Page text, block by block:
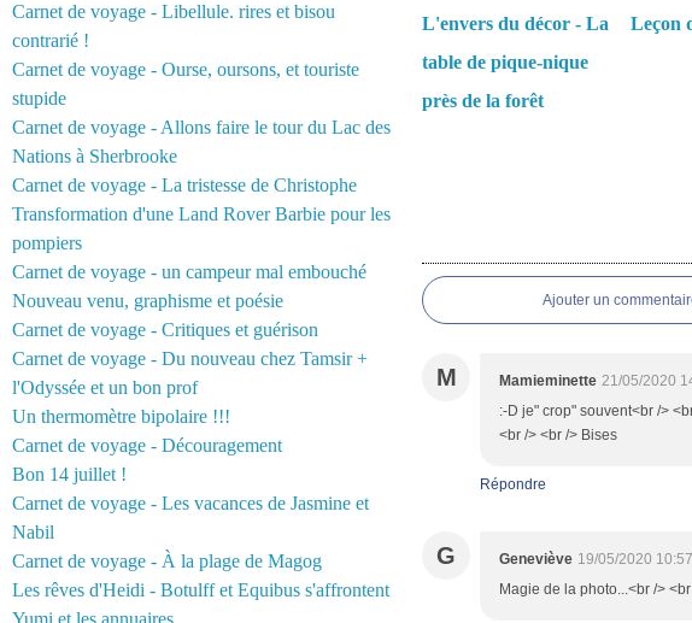
Carnet de voyage - Libellule. rires et bisou
contrarié !
Carnet de voyage - Ourse, oursons, et touriste
stupide
Carnet de voyage - Allons faire le tour du Lac des
Nations à Sherbrooke
Carnet de voyage - La tristesse de Christophe
Transformation d'une Land Rover Barbie pour les
pompiers
Carnet de voyage - un campeur mal embouché
Nouveau venu, graphisme et poésie
Carnet de voyage - Critiques et guérison
Carnet de voyage - Du nouveau chez Tamsir +
l'Odyssée et un bon prof
Un thermomètre bipolaire !!!
Carnet de voyage - Découragement
Bon 14 juillet !
Carnet de voyage - Les vacances de Jasmine et
Nabil
Carnet de voyage - À la plage de Magog
Les rêves d'Heidi - Botulff et Equibus s'affrontent
Yumi et les annuaires
L'envers du décor - La
table de pique-nique
près de la forêt
Leçon
Ajouter un
M Mamieminette 21/05/2020
:-D je" crop" souvent<br />
<br /> <br /> Bises
Répondre
G Geneviève 19/05/2020 10:57
Magie de la photo...<br />